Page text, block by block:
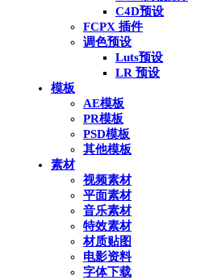
C4D预设
FCPX 插件
调色预设
Luts预设
LR 预设
模板
AE模板
PR模板
PSD模板
其他模板
素材
视频素材
平面素材
音乐素材
特效素材
材质贴图
电影资料
字体下载